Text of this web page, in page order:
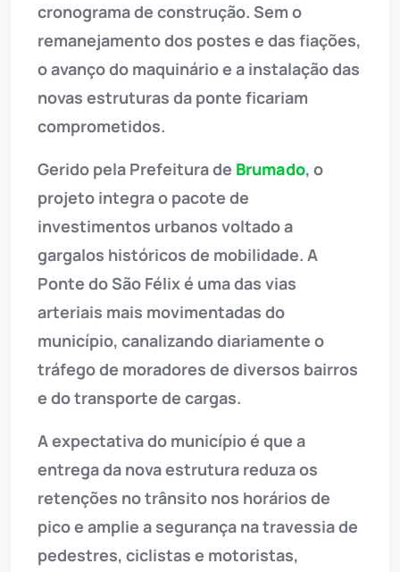
cronograma de construção. Sem o
remanejamento dos postes e das fiações,
o avanço do maquinário e a instalação das
novas estruturas da ponte ficariam
comprometidos.
Gerido pela Prefeitura de Brumado, o
projeto integra o pacote de
investimentos urbanos voltado a
gargalos históricos de mobilidade. A
Ponte do São Félix é uma das vias
arteriais mais movimentadas do
município, canalizando diariamente o
tráfego de moradores de diversos bairros
e do transporte de cargas.
A expectativa do município é que a
entrega da nova estrutura reduza os
retenções no trânsito nos horários de
pico e amplie a segurança na travessia de
pedestres, ciclistas e motoristas,